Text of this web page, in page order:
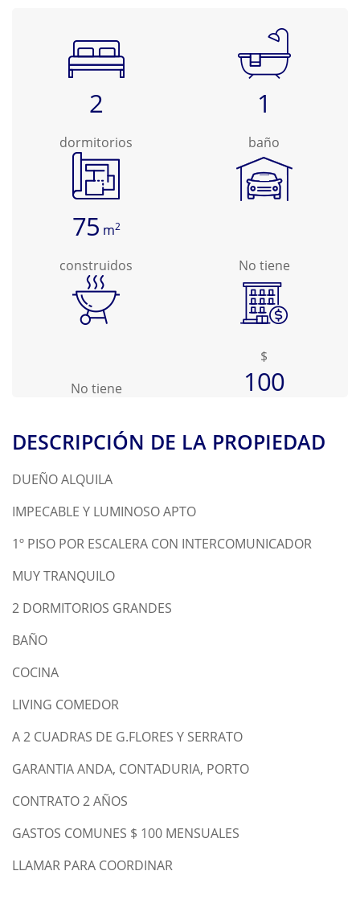
2
dormitorios
1
baño
75 m2
construidos No tiene
No tiene
$
100
DESCRIPCIÓN DE LA PROPIEDAD
DUEÑO ALQUILA
IMPECABLE Y LUMINOSO APTO
1º PISO POR ESCALERA CON INTERCOMUNICADOR
MUY TRANQUILO
2 DORMITORIOS GRANDES
BAÑO
COCINA
LIVING COMEDOR
A 2 CUADRAS DE G.FLORES Y SERRATO
GARANTIA ANDA, CONTADURIA, PORTO
CONTRATO 2 AÑOS
GASTOS COMUNES $ 100 MENSUALES
LLAMAR PARA COORDINAR